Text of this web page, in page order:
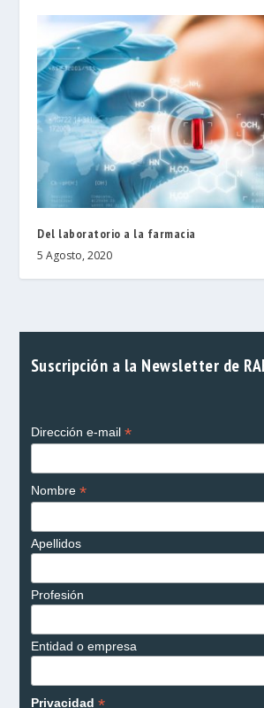
Del laboratorio a la farmacia
5 Agosto, 2020
Suscripción a la Newsletter de
Dirección e-mail *
Nombre *
Apellidos
Profesión
Entidad o empresa
Privacidad